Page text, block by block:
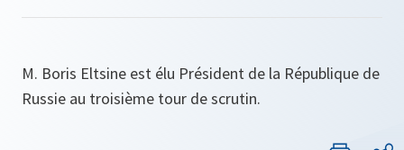
M. Boris Eltsine est élu Président de la République de
Russie au troisième tour de scrutin.